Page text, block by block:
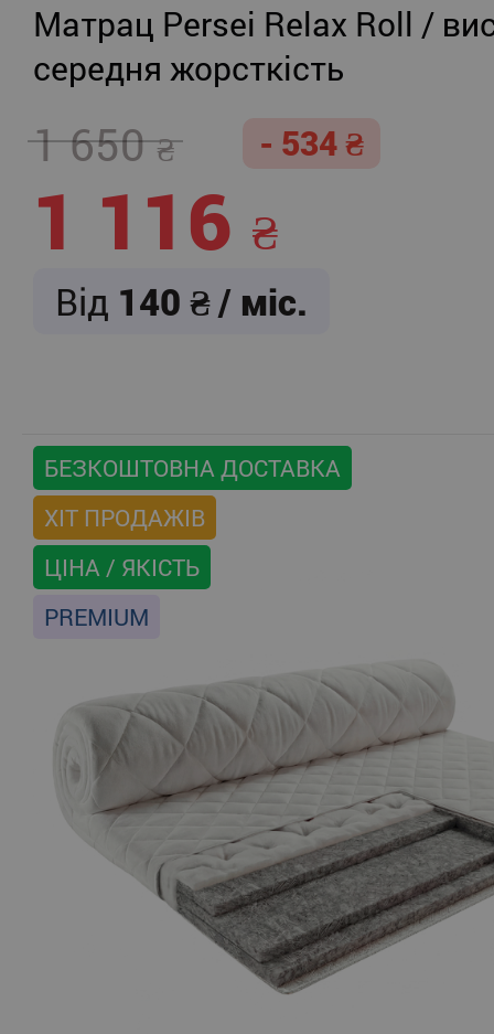
Матрац Persei Relax Roll /
середня жорсткість
1 650 - 534
1 116
Від 140 / міс.
БЕЗКОШТОВНА ДОСТАВКА
ХІТ ПРОДАЖІВ
ЦІНА / ЯКІСТЬ
PREMIUM